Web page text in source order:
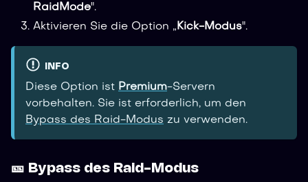
RaidMode".
Aktivieren Sie die Option „Kick-Modus".
INFO
Diese Option ist Premium-Servern
vorbehalten. Sie ist erforderlich, um den
Bypass des Raid-Modus zu verwenden.
🎫 Bypass des Raid-Modus